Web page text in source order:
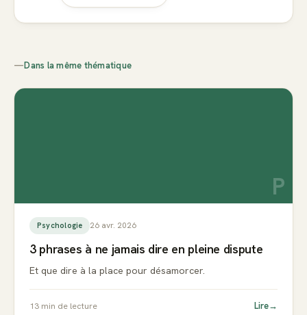
—Dans la même thématique
P
Psychologie 26 avr. 2026
3 phrases à ne jamais dire en pleine dispute
Et que dire à la place pour désamorcer.
13 min de lecture Lire→